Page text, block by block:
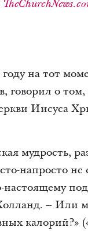
на тот
говорил о
Иисуса
мудрость,
напросто не
– Или
калорий?»